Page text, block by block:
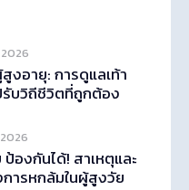
งอายุ: การดูแลเท้า
รับวิถีชีวิตที่ถูกต้อง
องกันได้! สาเหตุและ
ารหกล้มในผู้สูงวัย